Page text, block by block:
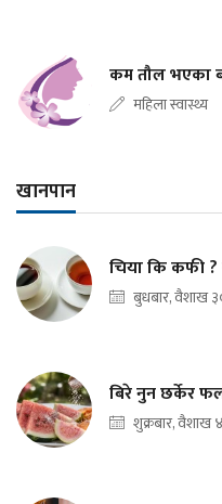
कम तौल भएका
महिला स्वास्थ्य
खानपान
चिया कि कफी ?
बुधबार, वैशाख
बिरे नुन छर्केर
शुक्रबार, वैशाख